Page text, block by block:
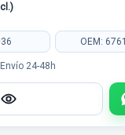
OEM:
Envío 24-48h